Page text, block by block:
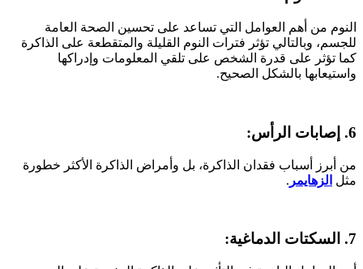
النوم من أهم العوامل التي تساعد على تحسين الصحة العامة
للجسم، وبالتالي تؤثر فترات النوم القليلة والمتقطعة على الذاكرة
كما تؤثر على قدرة الشخص على تلقي المعلومات وإدراكها
واستيعابها بالشكل الصحيح.
6. إصابات الرأس:
من أبرز أسباب فقدان الذاكرة، بل وأمراض الذاكرة الأكثر خطورة
مثل الزهايمر .
7. السكتات الدماغية: